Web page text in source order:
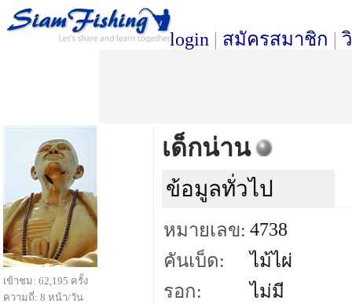
login | สมัครสมาชิก |
เด็กน่าน
ข้อมูลทั่วไป
หมายเลข: 4738
คันเบ็ด:
ไม้ไผ่
รอก:
ไม่มี
เข้าชม: 62,195 ครั้ง
ความถี่: 8 หน้า/วัน